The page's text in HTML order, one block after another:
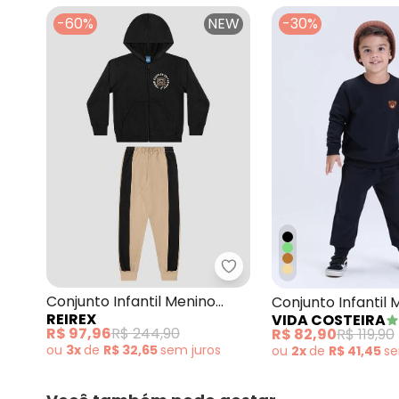
fevereiro/2026
-60% NEW
Reirex - Conjunto
Conjunto Infantil Menino
Jaqueta Estampa Game e
Calça Preto
REIREX
R$ 97,96R$ 244,90
ou 3xde R$ 32,65sem juros
-30%
Conjunto Infantil
Felpado com
VIDA COSTEIRA
R$ 82,90R$ 119,90
ou 2xde R$ 41,45